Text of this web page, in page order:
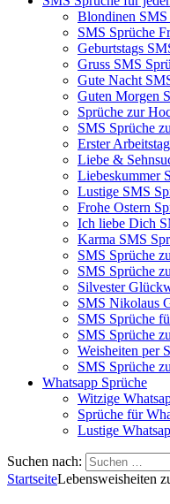
Blondinen SMS
SMS Sprüche
Geburtstags
Gruss SMS
Gute Nacht
Guten Morgen
Sprüche zur
SMS Sprüche
Erster
Liebe &
Liebeskummer
Lustige SMS
Frohe Ostern
Ich liebe Dich
Karma SMS
SMS Sprüche
SMS Sprüche
Silvester
SMS Nikolaus
SMS Sprüche
SMS Sprüche
Weisheiten per
SMS Sprüche
Whatsapp Sprüche
Witzige
Sprüche für
Lustige
Suchen nach:
StartseiteLebensweisheiten